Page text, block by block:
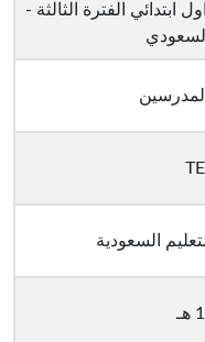
ابتدائي الفترة الثالثة -
السعودي
السعودية